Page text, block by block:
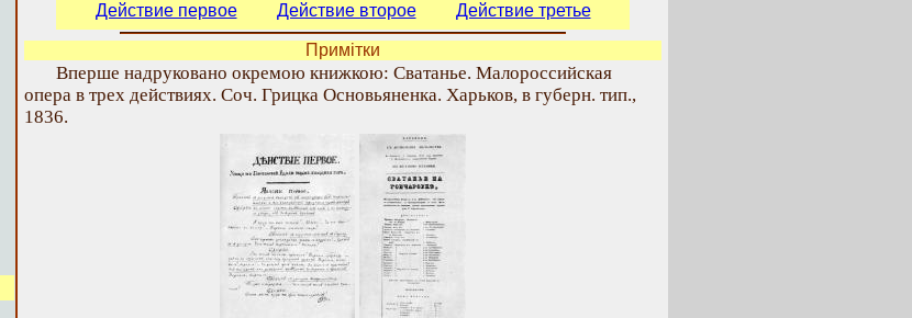
Действие первое Действие второе Действие третье
Примітки
Вперше надруковано окремою книжкою: Сватанье. Малороссийская
опера в трех действиях. Соч. Грицка Основьяненка. Харьков, в губерн. тип.,
1836.